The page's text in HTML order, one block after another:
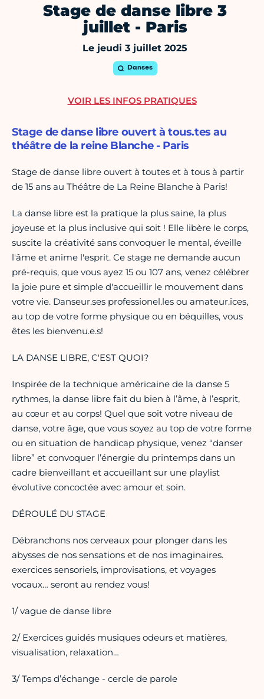
Stage de danse libre 3
juillet - Paris
Le jeudi 3 juillet 2025
Danses
Stage de danse libre ouvert à tous.tes au
théâtre de la reine Blanche - Paris
Stage de danse libre ouvert à toutes et à tous à partir
de 15 ans au Théâtre de La Reine Blanche à Paris!
La danse libre est la pratique la plus saine, la plus
joyeuse et la plus inclusive qui soit ! Elle libère le corps,
suscite la créativité sans convoquer le mental, éveille
l'âme et anime l'esprit. Ce stage ne demande aucun
pré-requis, que vous ayez 15 ou 107 ans, venez célébrer
la joie pure et simple d'accueillir le mouvement dans
votre vie. Danseur.ses professionel.les ou amateur.ices,
au top de votre forme physique ou en béquilles, vous
êtes les bienvenu.e.s!
LA DANSE LIBRE, C'EST QUOI?
Inspirée de la technique américaine de la danse 5
rythmes, la danse libre fait du bien à l’âme, à l’esprit,
au cœur et au corps! Quel que soit votre niveau de
danse, votre âge, que vous soyez au top de votre forme
ou en situation de handicap physique, venez “danser
libre” et convoquer l’énergie du printemps dans un
cadre bienveillant et accueillant sur une playlist
évolutive concoctée avec amour et soin.
DÉROULÉ DU STAGE
Débranchons nos cerveaux pour plonger dans les
abysses de nos sensations et de nos imaginaires.
exercices sensoriels, improvisations, et voyages
vocaux… seront au rendez vous!
1/ vague de danse libre
2/ Exercices guidés musiques odeurs et matières,
visualisation, relaxation…
3/ Temps d’échange - cercle de parole
VOIR LES INFOS PRATIQUES